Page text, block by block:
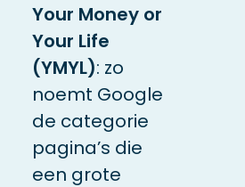
Your Money or
Your Life
(YMYL): zo
noemt Google
de categorie
pagina’s die
een grote